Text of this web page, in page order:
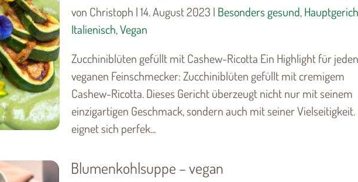
von Christoph | 14. August 2023 | Besonders gesund,
Italienisch,Vegan
Zucchiniblüten gefüllt mit Cashew-Ricotta Ein Highlight für jeden
veganen Feinschmecker: Zucchiniblüten gefüllt mit cremigem
Cashew-Ricotta. Dieses Gericht überzeugt nicht nur mit seinem
einzigartigen Geschmack, sondern auch mit seiner Vielseitigkeit.
eignet sich perfek...
Blumenkohlsuppe – vegan